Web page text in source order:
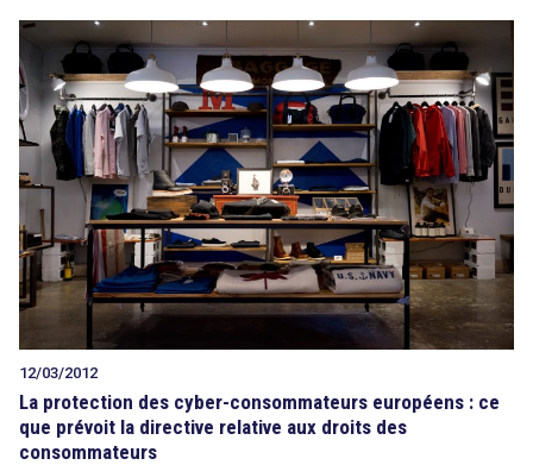
12/03/2012
La protection des cyber-consommateurs européens : ce
que prévoit la directive relative aux droits des
consommateurs
search